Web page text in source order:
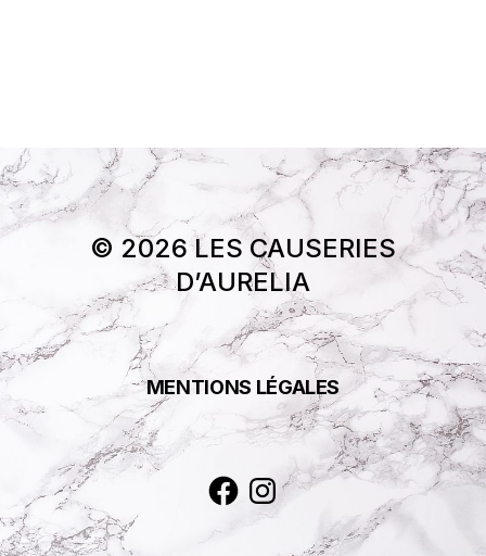
© 2026 LES CAUSERIES
D’AURELIA
MENTIONS LÉGALES
Facebook
Instagram